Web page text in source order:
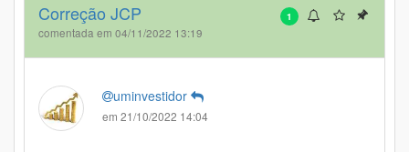
1
Correção JCP
comentada em 04/11/2022 13:19
uminvestidor
em 21/10/2022 14:04